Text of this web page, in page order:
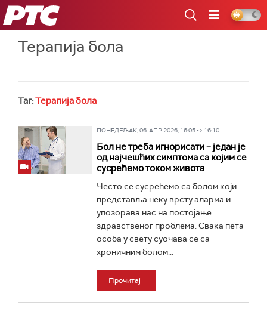
РТС
Терапија бола
Таг:Терапија бола
ПОНЕДЕЉАК, 06. АПР 2026, 16:05 -> 16:10
Бол не треба игнорисати – један је
од најчешћих симптома са којим се
сусрећемо током живота
Често се сусрећемо са болом који
представља неку врсту аларма и
упозорава нас на постојање
здравственог проблема. Свака пета
особа у свету суочава се са
хроничним болом...
Прочитај